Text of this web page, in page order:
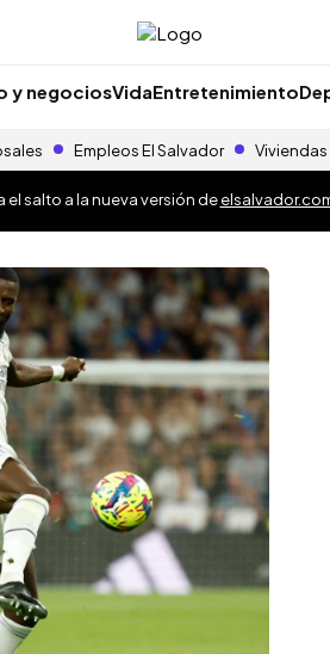
y negociosVidaEntretenimiento
Empleos El Salvador Viviendas
el salto a la nueva versión de